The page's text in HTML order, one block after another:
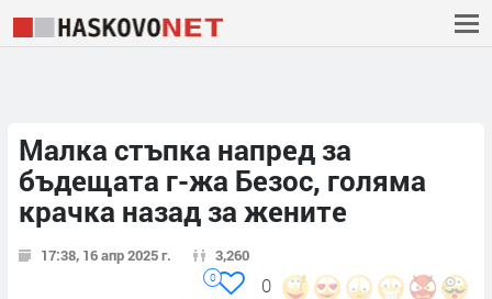
Малка стъпка напред за
бъдещата г-жа Безос, голяма
крачка назад за жените
17:38, 16 апр 2025 г. 3,260
0
0